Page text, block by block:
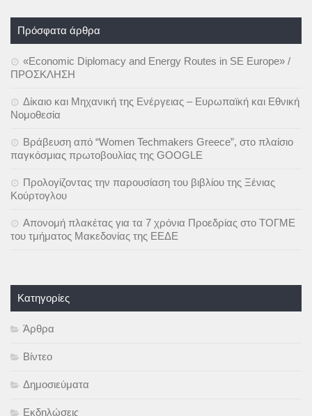
Πρόσφατα άρθρα
«Economic Diplomacy and Energy Routes in SE Europe» /
ΠΡΟΣΚΛΗΣΗ
Δίκαιο και Μηχανική της Ενέργειας – Ευρωπαϊκή και Εθνική
Νομοθεσία
Βράβευση από “Women Techmakers Greece”, στο πλαίσιο
παγκόσμιας πρωτοβουλίας της GOOGLE
Προλογίζοντας την παρουσίαση του βιβλίου της Ξένιας
Κούρτογλου
Απονομή πλακέτας για τα 7 χρόνια Προεδρίας στο ΤΟΓΜΕ
του τμήματος Μακεδονίας της ΕΕΔΕ
Kατηγορίες
Άρθρα
Βίντεο
Δημοσιεύματα
Εκδηλώσεις